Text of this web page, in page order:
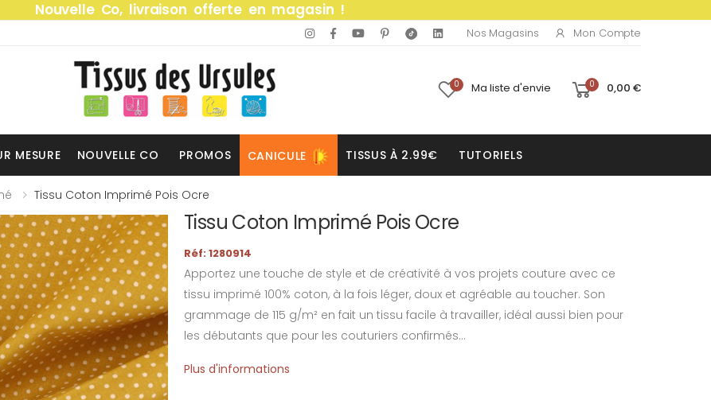
Nouvelle Co, livraison offerte en magasin !
Nos Magasins Mon Compte
0 Ma liste d'envie 0 0,00 €
MESURE NOUVELLE CO PROMOS CANICULE TISSUS À 2.99€ TUTORIELS
Tissu Coton Imprimé Pois Ocre
Tissu Coton Imprimé Pois Ocre
Réf: 1280914
Apportez une touche de style et de créativité à vos projets couture avec ce
tissu imprimé 100% coton, à la fois léger, doux et agréable au toucher. Son
grammage de 115 g/m² en fait un tissu facile à travailler, idéal aussi bien pour
les débutants que pour les couturiers confirmés...
Plus d'informations